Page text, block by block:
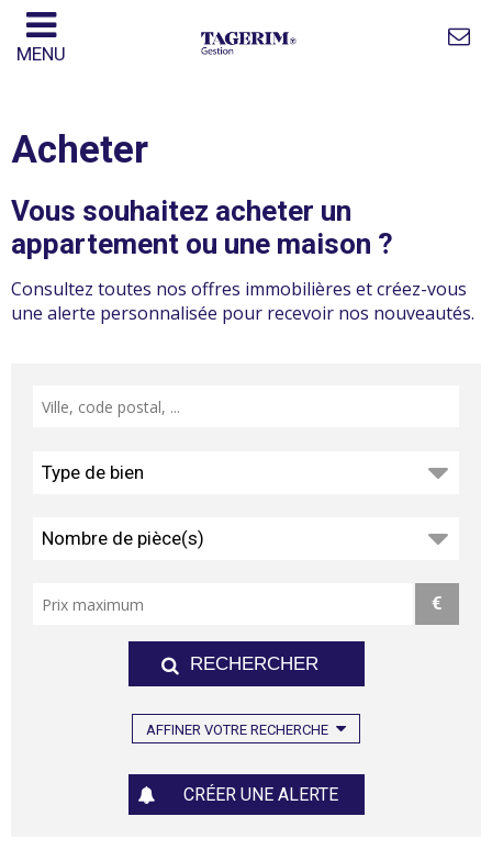
MENU
Acheter
Vous souhaitez acheter un
appartement ou une maison ?
Consultez toutes nos offres immobilières et créez-vous
une alerte personnalisée pour recevoir nos nouveautés.
Type de bien
Nombre de pièce(s)
€
AFFINER VOTRE RECHERCHE
CRÉER UNE ALERTE